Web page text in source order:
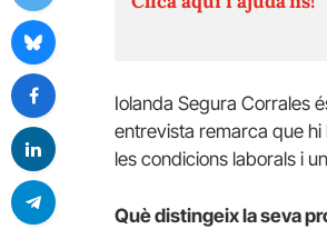
Iolanda Segura Corrales
entrevista remarca que
les condicions laborals i
Què distingeix la seva